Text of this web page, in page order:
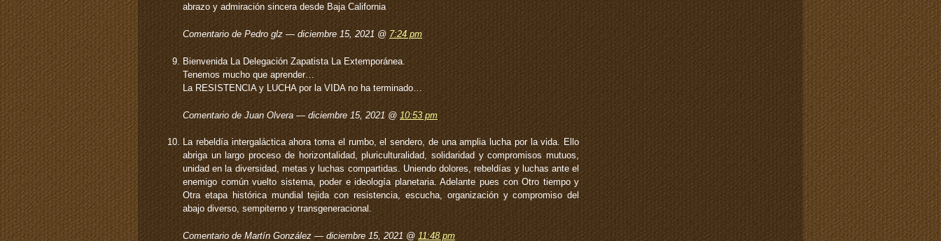
abrazo y admiración sincera desde Baja California
Comentario de Pedro glz — diciembre 15, 2021 @ 7:24 pm
Bienvenida La Delegación Zapatista La Extemporánea.
Tenemos mucho que aprender…
La RESISTENCIA y LUCHA por la VIDA no ha terminado…
Comentario de Juan Olvera — diciembre 15, 2021 @ 10:53 pm
La rebeldía intergaláctica ahora toma el rumbo, el sendero, de una amplia lucha por la vida. Ello
abriga un largo proceso de horizontalidad, pluriculturalidad, solidaridad y compromisos mutuos,
unidad en la diversidad, metas y luchas compartidas. Uniendo dolores, rebeldías y luchas ante el
enemigo común vuelto sistema, poder e ideología planetaria. Adelante pues con Otro tiempo y
Otra etapa histórica mundial tejida con resistencia, escucha, organización y compromiso del
abajo diverso, sempiterno y transgeneracional.
Comentario de Martín González — diciembre 15, 2021 @ 11:48 pm